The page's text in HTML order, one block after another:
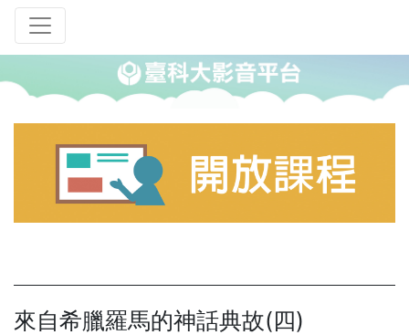
來自希臘羅馬的神話典故(四)